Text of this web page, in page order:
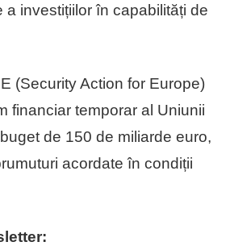
a investițiilor în capabilități de
(Security Action for Europe)
financiar temporar al Uniunii
de 150 de miliarde euro,
acordate în condiții